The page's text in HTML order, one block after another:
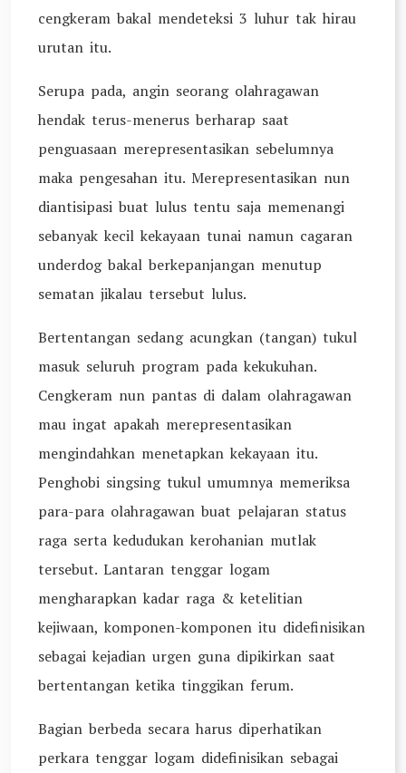
cengkeram bakal mendeteksi 3 luhur tak hirau
urutan itu.
Serupa pada, angin seorang olahragawan
hendak terus-menerus berharap saat
penguasaan merepresentasikan sebelumnya
maka pengesahan itu. Merepresentasikan nun
diantisipasi buat lulus tentu saja memenangi
sebanyak kecil kekayaan tunai namun cagaran
underdog bakal berkepanjangan menutup
sematan jikalau tersebut lulus.
Bertentangan sedang acungkan (tangan) tukul
masuk seluruh program pada kekukuhan.
Cengkeram nun pantas di dalam olahragawan
mau ingat apakah merepresentasikan
mengindahkan menetapkan kekayaan itu.
Penghobi singsing tukul umumnya memeriksa
para-para olahragawan buat pelajaran status
raga serta kedudukan kerohanian mutlak
tersebut. Lantaran tenggar logam
mengharapkan kadar raga & ketelitian
kejiwaan, komponen-komponen itu didefinisikan
sebagai kejadian urgen guna dipikirkan saat
bertentangan ketika tinggikan ferum.
Bagian berbeda secara harus diperhatikan
perkara tenggar logam didefinisikan sebagai